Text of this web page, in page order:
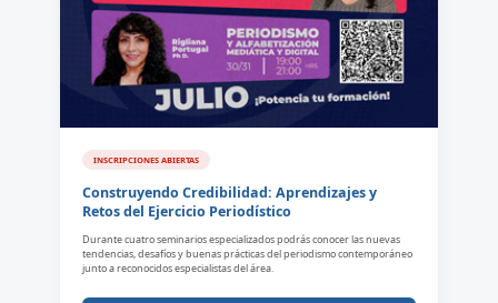
INSCRIPCIONES ABIERTAS
Construyendo Credibilidad: Aprendizajes y
Retos del Ejercicio Periodístico
Durante cuatro seminarios especializados podrás conocer las nuevas
tendencias, desafíos y buenas prácticas del periodismo contemporáneo
junto a reconocidos especialistas del área.